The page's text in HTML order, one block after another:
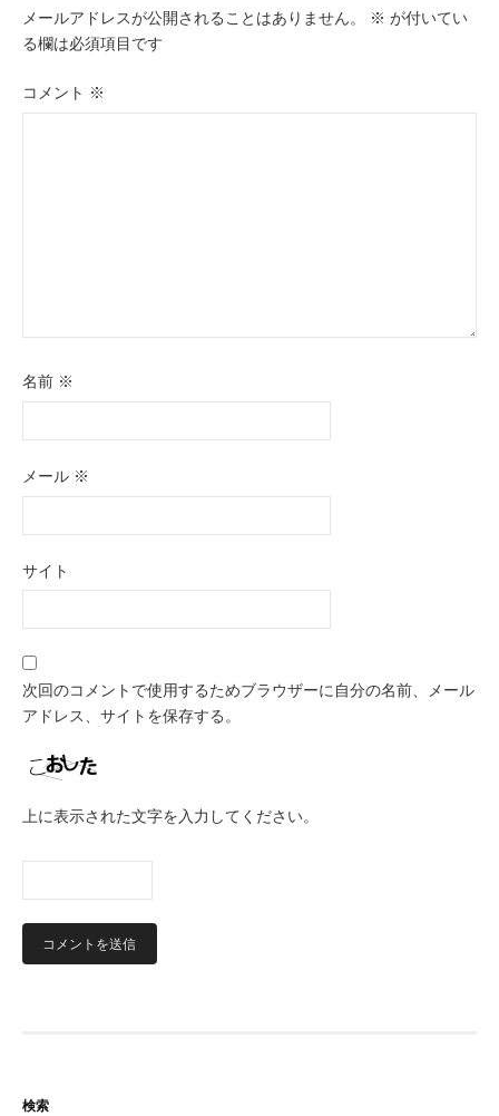
ー
シ
ョ
メールアドレスが公開されることはありません。 ※ が付いてい
る欄は必須項目です
コメント ※
名前 ※
メール ※
サイト
次回のコメントで使用するためブラウザーに自分の名前、メール
アドレス、サイトを保存する。
上に表示された文字を入力してください。
検索